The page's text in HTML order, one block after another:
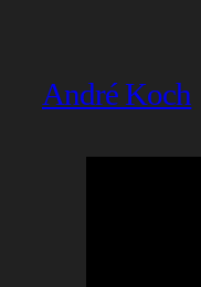
André Koch